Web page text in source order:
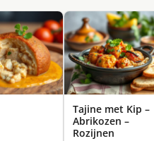
Tajine met Kip –
Abrikozen –
Rozijnen